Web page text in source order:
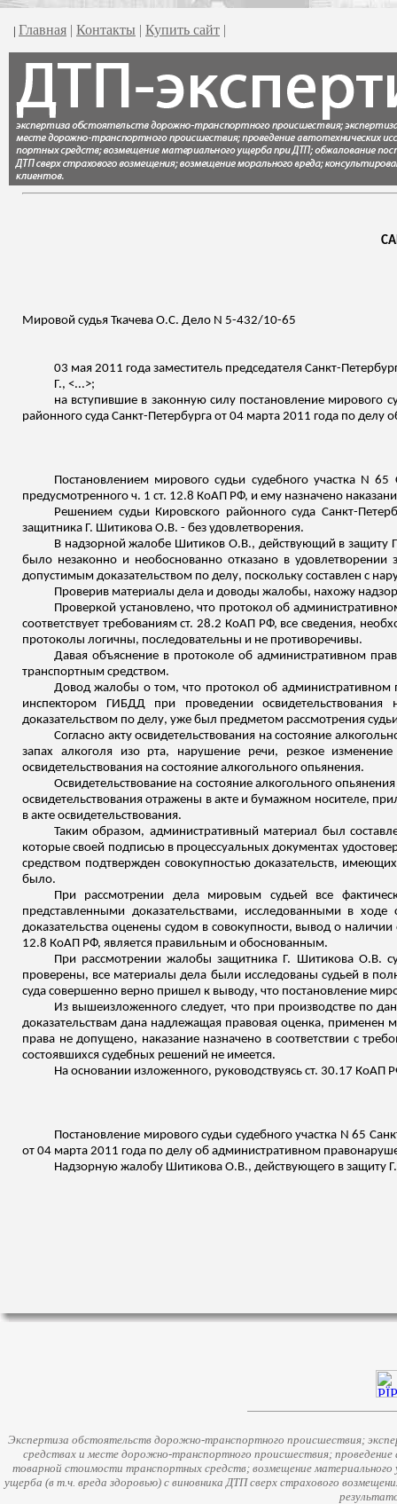
| Главная | Контакты | Купить сайт |
Мировой судья Ткачева О.С. Дело N 5-432/10-65
03 мая 2011 года заместитель председателя Санкт-
Г., <...>;
на вступившие в законную силу постановление мирового
районного суда Санкт-Петербурга от 04 марта 2011 года по
Постановлением мирового судьи судебного участка N
предусмотренного ч. 1 ст. 12.8 КоАП РФ, и ему назначено
Решением судьи Кировского районного суда Санкт-
защитника Г. Шитикова О.В. - без удовлетворения.
В надзорной жалобе Шитиков О.В., действующий в защиту
было незаконно и необоснованно отказано в
допустимым доказательством по делу, поскольку составлен с
Проверив материалы дела и доводы жалобы, нахожу
Проверкой установлено, что протокол об
соответствует требованиям ст. 28.2 КоАП РФ, все сведения,
протоколы логичны, последовательны и не противоречивы.
Давая объяснение в протоколе об административном
транспортным средством.
Довод жалобы о том, что протокол об административном
инспектором ГИБДД при проведении
доказательством по делу, уже был предметом рассмотрения
Согласно акту освидетельствования на состояние
запах алкоголя изо рта, нарушение речи, резкое
освидетельствования на состояние алкогольного опьянения.
Освидетельствование на состояние алкогольного
освидетельствования отражены в акте и бумажном носителе,
в акте освидетельствования.
Таким образом, административный материал был
которые своей подписью в процессуальных документах
средством подтвержден совокупностью доказательств,
было.
При рассмотрении дела мировым судьей все
представленными доказательствами, исследованными в
доказательства оценены судом в совокупности, вывод о
12.8 КоАП РФ, является правильным и обоснованным.
При рассмотрении жалобы защитника Г. ШитиковаО.В.
проверены, все материалы дела были исследованы судьей в
суда совершенно верно пришел к выводу, что постановление
Из вышеизложенного следует, что при производстве по
доказательствам дана надлежащая правовая оценка,
права не допущено, наказание назначено в соответствии с
состоявшихся судебных решений не имеется.
На основании изложенного, руководствуясь ст. 30.17 КоАП
Постановление мирового судьи судебного участка N 65
от 04 марта 2011 года по делу об административном
Надзорную жалобу Шитикова О.В., действующего в защиту
Экспертиза обстоятельств дорожно-транспортного происшествия;
средствах и месте дорожно-транспортного происшествия;
товарной стоимости транспортных средств; возмещение
ущерба (в т.ч. вреда здоровью) с виновника ДТП сверх страхового